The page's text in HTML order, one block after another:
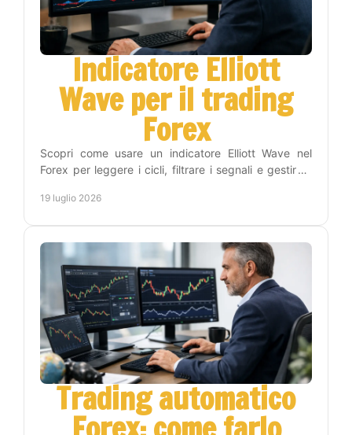
Indicatore Elliott
Wave per il trading
Forex
Scopri come usare un indicatore Elliott Wave nel
Forex per leggere i cicli, filtrare i segnali e gestire il
19 luglio 2026
Trading automatico